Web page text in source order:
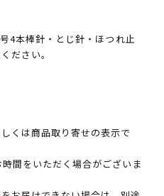
4本棒針・とじ針・ほつれ止
ださい。
くは商品取り寄せの表示で
間をいただく場合がございま